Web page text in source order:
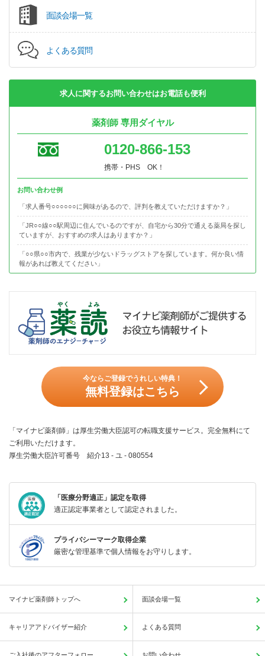
面談会場一覧
よくある質問
求人に関するお問い合わせはお電話も便利
薬剤師 専用ダイヤル
0120-866-153
携帯・PHS OK！
お問い合わせ例
「求人番号○○○○○○に興味があるので、評判を教えていただけますか？」
「JR○○線○○駅周辺に住んでいるのですが、自宅から30分で通える薬局を探し
ていますが、おすすめの求人はありますか？」
「○○県○○市内で、残業が少ないドラッグストアを探しています。何か良い情
報があれば教えてください」
今ならご登録でうれしい特典！
無料登録はこちら
「マイナビ薬剤師」は厚生労働大臣認可の転職支援サービス。完全無料にて
ご利用いただけます。
厚生労働大臣許可番号 紹介13 - ユ - 080554
「医療分野適正」認定を取得
適正認定事業者として認定されました。
プライバシーマーク取得企業
厳密な管理基準で個人情報をお守りします。
マイナビ薬剤師トップへ 面談会場一覧
キャリアアドバイザー紹介 よくある質問